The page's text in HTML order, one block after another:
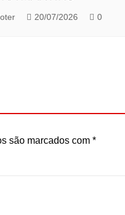
20/07/2026 0
são marcados com *